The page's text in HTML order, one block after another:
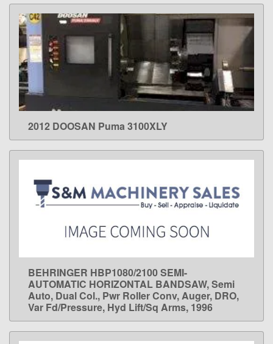
LEARN MORE
2012 DOOSAN Puma 3100XLY
LEARN MORE
BEHRINGER HBP1080/2100 SEMI-
AUTOMATIC HORIZONTAL BANDSAW, Semi
Auto, Dual Col., Pwr Roller Conv, Auger, DRO,
Var Fd/Pressure, Hyd Lift/Sq Arms, 1996